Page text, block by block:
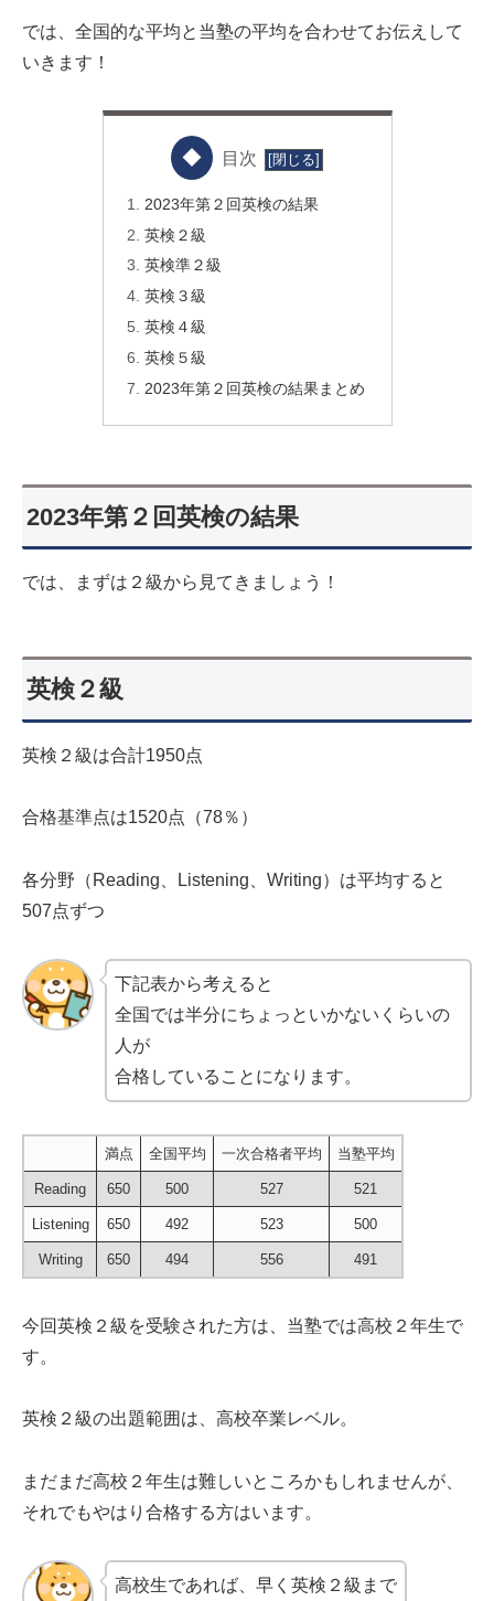
では、全国的な平均と当塾の平均を合わせてお伝えして
いきます！
目次
2023年第２回英検の結果
英検２級
英検準２級
英検３級
英検４級
英検５級
2023年第２回英検の結果まとめ
2023年第２回英検の結果
では、まずは２級から見てきましょう！
英検２級
英検２級は合計1950点
合格基準点は1520点（78％）
各分野（Reading、Listening、Writing）は平均すると
507点ずつ
下記表から考えると
全国では半分にちょっといかないくらいの
人が
合格していることになります。
満点 全国平均 一次合格者平均 当塾平均
Reading 650 500 527 521
Listening 650 492 523 500
Writing 650 494 556 491
今回英検２級を受験された方は、当塾では高校２年生で
す。
英検２級の出題範囲は、高校卒業レベル。
まだまだ高校２年生は難しいところかもしれませんが、
それでもやはり合格する方はいます。
高校生であれば、早く英検２級まで